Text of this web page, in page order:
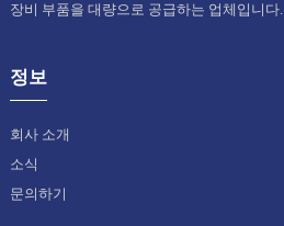
장비 부품을 대량으로 공급하는 업체입니다.
정보
회사 소개
소식
문의하기